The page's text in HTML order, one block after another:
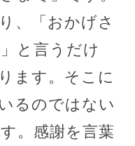
、「おかげさ
と言うだけ
ます。そこに
るのではない
。感謝を言葉